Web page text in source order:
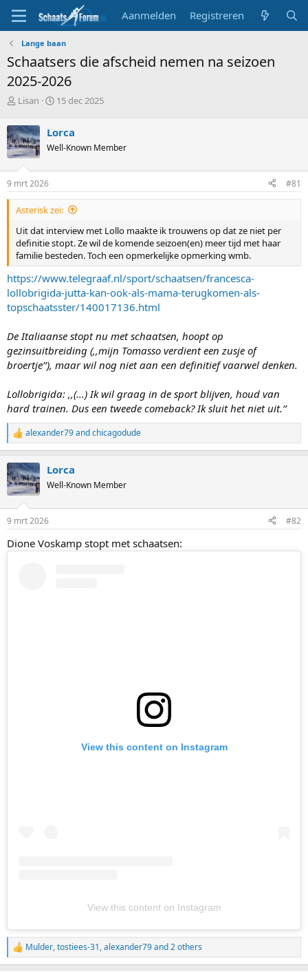
Aanmelden Registreren
Lange baan
Schaatsers die afscheid nemen na seizoen
2025-2026
T
p
i
c
s
t
a
r
t
r
Lisan
S
r
t
a
u
m
15 dec 2025
Lorca
Well-Known Member
9 mrt 2026 #81
Asterisk zei:
Uit dat interview met Lollo maakte ik trouwens op dat ze niet per
definitie stopt. Ze wil de komende seizoen(en) meer tijd met haar
familie besteden. Toch een opmerkelijke opmerking wmb.
https://www.telegraaf.nl/sport/schaatsen/francesca-
lollobrigida-jutta-kan-ook-als-mama-terugkomen-als-
topschaatsster/140017136.html
De Italiaanse stopt nu met schaatsen, hoopt op
gezinsuitbreiding (,,mijn Tomasso verdient een zusje of
broertje’’), maar wil nog niet aan een definitief vaarwel denken.
Lollobrigida: ,,(...) Ik wil graag in de sport blijven, houd van
hard trainen. Dus een tweede comeback? Ik sluit het niet uit.’’
R
e
c
t
i
s
alexander79andchicagodude
Lorca
Well-Known Member
9 mrt 2026 #82
Dione Voskamp stopt met schaatsen:
View this content on Instagram
View this content on Instagram
R
e
Mulder,tostiees-31,alexander79and 2 others